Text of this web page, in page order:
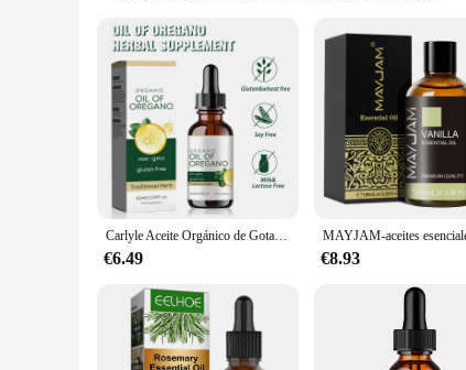
Typical Adaptive Scenario: Daily Health Maintenance
Performance & Property: High-Quality, Pure Oregano
Parts & Accessories: Comes with Jabones Kits
Features:
**Unmatched Quality and Purity**
The aceite de orégano orgánico suplemento is a
and anti-inflammatory compounds. Its purity is
natural remedy for minor ailments, this product is a
**Versatile and Convenient**
The wholesale availability of this supplement makes it
oregano oil bath, enhancing the relaxation and
lifestyle of many modern consumers. This supplement
**Health and Wellness at Your Fingertips**
The aceite de orégano orgánico suplemento is not
maintain a healthy lifestyle. The product's design and
improve your health or a vendor seeking a reliable
aceite de orégano orgánico suplemento.
Carlyle Aceite Orgánico de Gota Líquida de Oregano | 2 fl oz | Suplemento Herbal Vegano | Sin OGM, Sin Gluten
€6.49 €8.93